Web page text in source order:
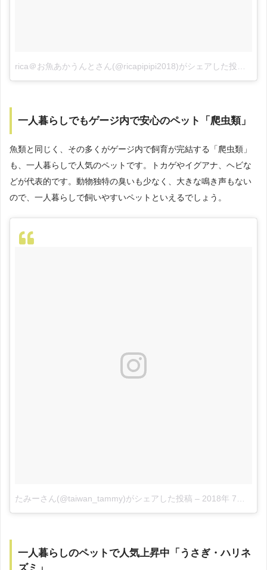
一人暮らしでもゲージ内で安心のペット「爬虫類」
魚類と同じく、その多くがゲージ内で飼育が完結する「爬虫類」
も、一人暮らしで人気のペットです。トカゲやイグアナ、ヘビな
どが代表的です。動物独特の臭いも少なく、大きな鳴き声もない
ので、一人暮らしで飼いやすいペットといえるでしょう。
たみーさん(@taiwan_tammy)がシェアした投稿 – 2018年 7月月3日午前8時38分PDT
一人暮らしのペットで人気上昇中「うさぎ・ハリネ